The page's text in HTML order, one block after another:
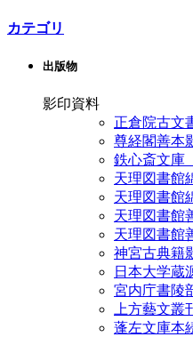
カテゴリ
出版物
影印資料
正倉院古文
尊経閣善本
鉄心斎文庫
天理図書
天理図書館
天理図書
天理図書
神宮古典籍
日本大学蔵
宮内庁書陵
上方藝文叢
蓬左文庫本